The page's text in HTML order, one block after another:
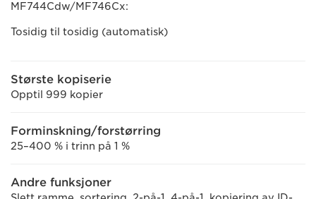
MF744Cdw/MF746Cx:
Tosidig til tosidig (automatisk)
Største kopiserie
Opptil 999 kopier
Forminskning/forstørring
25–400 % i trinn på 1 %
Andre funksjoner